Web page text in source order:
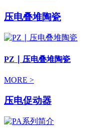
压电叠堆陶瓷
PZ ∣ 压电叠堆陶瓷
MORE >
压电促动器